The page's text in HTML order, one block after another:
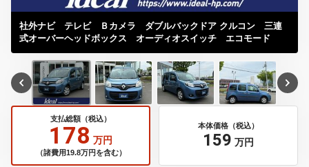
社外ナビ テレビ Ｂカメラ ダブルバックドア クルコン 三連
式オーバーヘッドボックス オーディオスイッチ エコモード
支払総額（税込）
178 万円
（諸費用19.8万円を含む）
本体価格（税込）
159 万円